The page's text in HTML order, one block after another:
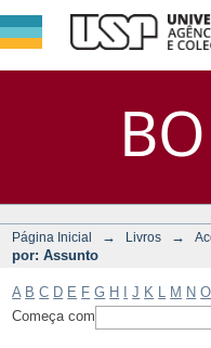
DSpace/
Página Inicial → Livros →
por: Assunto
A B C D E F G H J K M N O
Começa com